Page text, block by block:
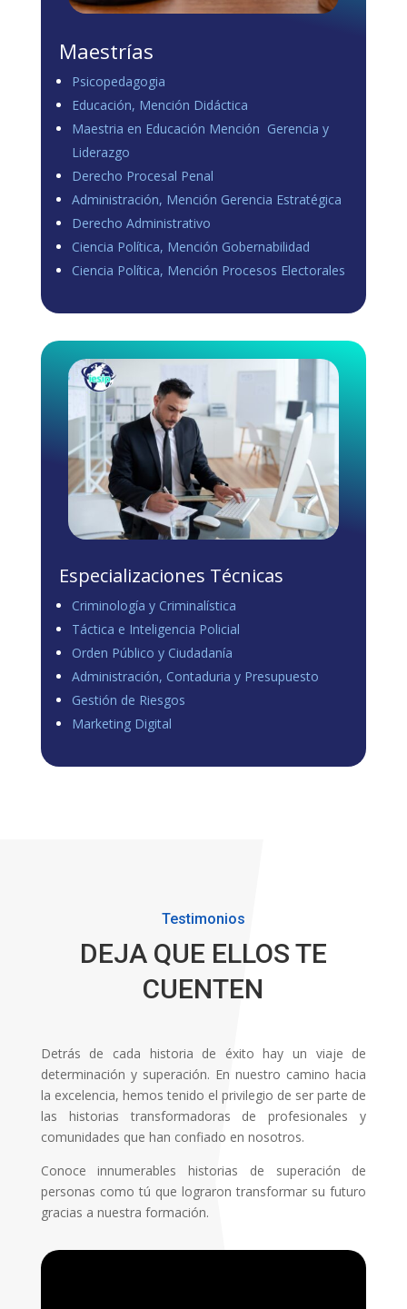
Maestrías
Psicopedagogia
Educación, Mención Didáctica
Maestria en Educación Mención Gerencia y
Liderazgo
Derecho Procesal Penal
Administración, Mención Gerencia Estratégica
Derecho Administrativo
Ciencia Política, Mención Gobernabilidad
Ciencia Política, Mención Procesos Electorales
Especializaciones Técnicas
Criminología y Criminalística
Táctica e Inteligencia Policial
Orden Público y Ciudadanía
Administración, Contaduria y Presupuesto
Gestión de Riesgos
Marketing Digital
Testimonios
DEJA QUE ELLOS TE
CUENTEN
Detrás de cada historia de éxito hay un viaje de
determinación y superación. En nuestro camino hacia
la excelencia, hemos tenido el privilegio de ser parte de
las historias transformadoras de profesionales y
comunidades que han confiado en nosotros.
Conoce innumerables historias de superación de
personas como tú que lograron transformar su futuro
gracias a nuestra formación.